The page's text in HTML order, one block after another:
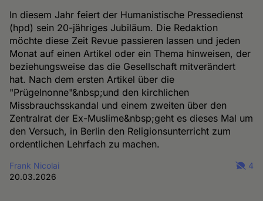
In diesem Jahr feiert der Humanistische Pressedienst
(hpd) sein 20-jähriges Jubiläum. Die Redaktion
möchte diese Zeit Revue passieren lassen und jeden
Monat auf einen Artikel oder ein Thema hinweisen, der
beziehungsweise das die Gesellschaft mitverändert
hat. Nach dem ersten Artikel über die
"Prügelnonne"&nbsp;und den kirchlichen
Missbrauchsskandal und einem zweiten über den
Zentralrat der Ex-Muslime&nbsp;geht es dieses Mal um
den Versuch, in Berlin den Religionsunterricht zum
ordentlichen Lehrfach zu machen.
Frank Nicolai
20.03.2026
4